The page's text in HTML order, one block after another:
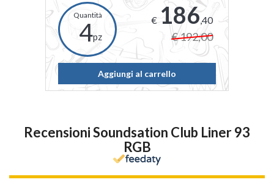
4pz
€ 186,40
€ 192,00
Aggiungi al carrello
Recensioni Soundsation Club Liner 93
RGB